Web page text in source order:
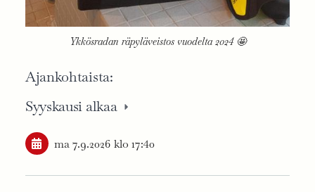
Ykkösradan räpyläveistos vuodelta 2024 🤩
Ajankohtaista:
Syyskausi alkaa
ma 7.9.2026 klo 17:40